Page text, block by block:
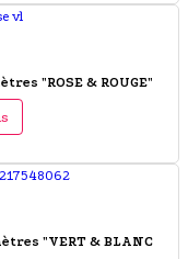
"ROSE & ROUGE"
"VERT & BLANC